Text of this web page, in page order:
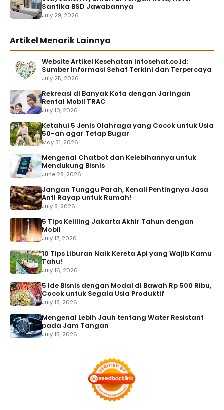
Santika BSD Jawabannya
July 29, 2026
Artikel Menarik Lainnya
Website Artikel Kesehatan infosehat.co.id:
Sumber Informasi Sehat Terkini dan Terpercaya
July 25, 2026
Rekreasi di Banyak Kota dengan Jaringan
Rental Mobil TRAC
July 10, 2026
Ketahui 5 Jenis Olahraga yang Cocok untuk Usia
50-an agar Tetap Bugar
May 31, 2026
Mengenal Chatbot dan Kelebihannya untuk
Mendukung Bisnis
June 28, 2026
Jangan Tunggu Parah, Kenali Pentingnya Jasa
Anti Rayap untuk Rumah!
July 8, 2026
5 Tips Keliling Jakarta Akhir Tahun dengan
Mobil
July 17, 2026
10 Tips Liburan Naik Kereta Api yang Wajib Kamu
Tahu!
July 16, 2026
5 Ide Bisnis dengan Modal di Bawah Rp 500 Ribu,
Cocok untuk Segala Usia Produktif
July 18, 2026
Mengenal Lebih Jauh tentang Water Resistant
pada Jam Tangan
July 15, 2026